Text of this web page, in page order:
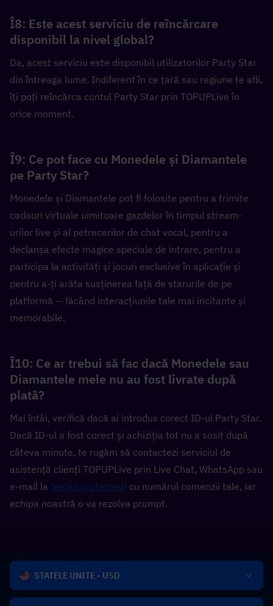
Î8: Este acest serviciu de reîncărcare
disponibil la nivel global?
Da, acest serviciu este disponibil utilizatorilor Party Star
din întreaga lume. Indiferent în ce țară sau regiune te afli,
îți poți reîncărca contul Party Star prin TOPUPLive în
orice moment.
Î9: Ce pot face cu Monedele și Diamantele
pe Party Star?
Monedele și Diamantele pot fi folosite pentru a trimite
cadouri virtuale uimitoare gazdelor în timpul stream-
urilor live și al petrecerilor de chat vocal, pentru a
declanșa efecte magice speciale de intrare, pentru a
participa la activități și jocuri exclusive în aplicație și
pentru a-ți arăta susținerea față de starurile de pe
platformă — făcând interacțiunile tale mai incitante și
memorabile.
Î10: Ce ar trebui să fac dacă Monedele sau
Diamantele mele nu au fost livrate după
plată?
Mai întâi, verifică dacă ai introdus corect ID-ul Party Star.
Dacă ID-ul a fost corect și achiziția tot nu a sosit după
câteva minute, te rugăm să contactezi serviciul de
asistență clienți TOPUPLive prin Live Chat, WhatsApp sau
e-mail la [email protected] cu numărul comenzii tale, iar
echipa noastră o va rezolva prompt.
STATELE UNITE - USD